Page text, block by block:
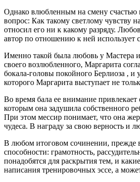
Однако влюбленным на смену счастью
вопрос: Как такому светлому чувству
относил его ни к какому разряду.
автор по отношению к ней
Именно такой была любовь у Мастера
своего возлюбленного, Маргарита
бокала-головы покойного Берлиоза , и
которого Маргарита выступает не
Во время бала ее внимание
которым она задушила собственного
При этом мессир понимает, что она
чудеса. В награду за свою верность и
В любом итоговом сочинении, прежде
способности: грамотность,
понадобятся для раскрытия тем, и
написания тренировочных эссе, а